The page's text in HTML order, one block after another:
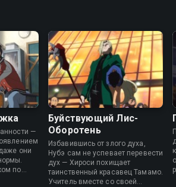
—
они
по
Буйствующий Лис-
Оборотень
Избавившись от злого духа,
Нубэ сам не успевает перевести
дух — Хироси похищает
таинственный красавец Тамамо.
Учитель вместе со своей